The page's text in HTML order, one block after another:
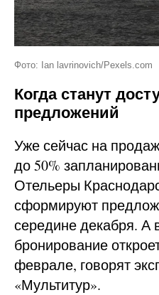
Фото: Ian lavrinovich/Pexels.com
Когда станут
предложений
Уже сейчас на
до 50%
Отельеры
сформируют
середине декабря. А
бронирование
феврале, говорят
«Мультитур».